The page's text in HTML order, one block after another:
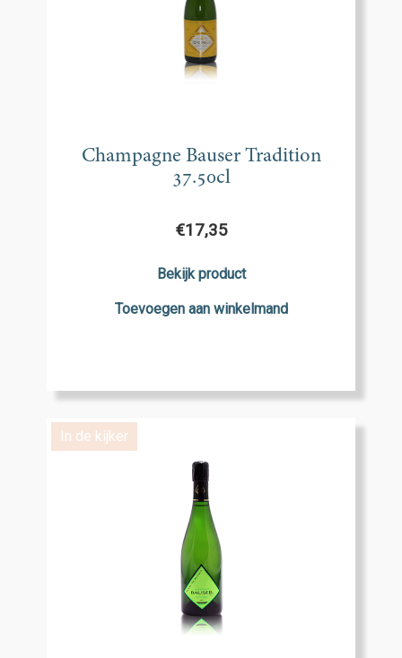
Champagne Bauser Tradition
37.50cl
€17,35
Bekijk product
Toevoegen aan winkelmand
In de kijker